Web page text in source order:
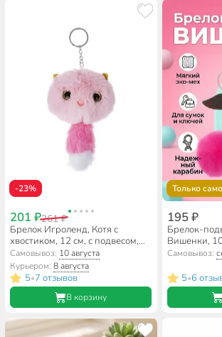
-23%
201 ₽261 ₽
Брелок Игроленд, Котя с
хвостиком, 12 см, с подвесом,
полиэстер, 264-462, в
ассортименте
Самовывоз: 10 августа
Курьером:8 августа
5•7 отзывов
В корзину
Только
195 ₽
Брелок-
Вишенки,
Самовывоз:
5•6